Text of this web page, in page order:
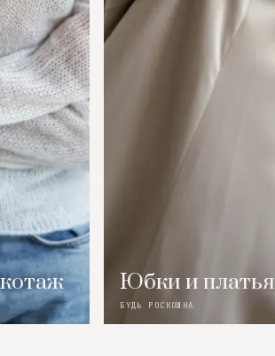
Юбки и платья
БУДЬ РОСКОШНА